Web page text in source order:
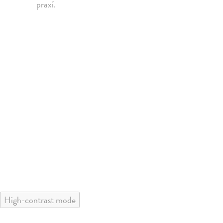
praxí.
High-contrast mode